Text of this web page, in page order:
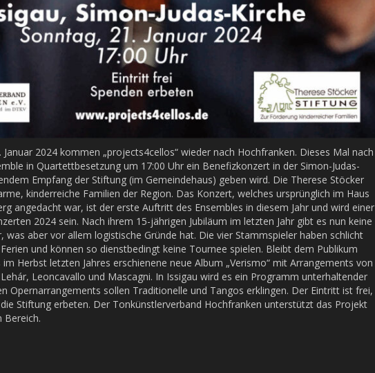
2024 kommen „projects4cellos“ wieder nach Hochfranken. Dieses Mal nach
in Quartettbesetzung um 17:00 Uhr ein Benefizkonzert in der Simon-Judas-
Empfang der Stiftung (im Gemeindehaus) geben wird. Die Therese Stöcker
kinderreiche Familien der Region. Das Konzert, welches ursprünglich im Haus
angedacht war, ist der erste Auftritt des Ensembles in diesem Jahr und wird einer
2024 sein. Nach ihrem 15-jährigen Jubiläum im letzten Jahr gibt es nun keine
was aber vor allem logistische Gründe hat. Die vier Stammspieler haben schlicht
und können so dienstbedingt keine Tournee spielen. Bleibt dem Publikum
Herbst letzten Jahres erschienene neue Album „Verismo“ mit Arrangements von
Leoncavallo und Mascagni. In Issigau wird es ein Programm unterhaltender
Opernarrangements sollen Traditionelle und Tangos erklingen. Der Eintritt ist frei,
Stiftung erbeten. Der Tonkünstlerverband Hochfranken unterstützt das Projekt
Bereich.